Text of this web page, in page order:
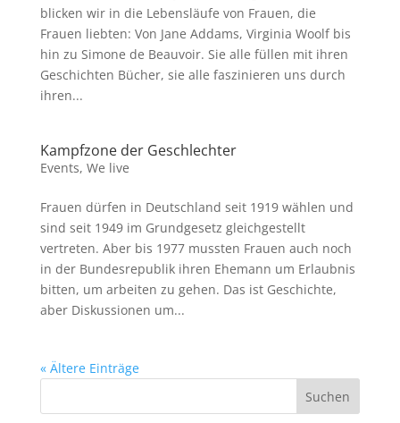
blicken wir in die Lebensläufe von Frauen, die
Frauen liebten: Von Jane Addams, Virginia Woolf bis
hin zu Simone de Beauvoir. Sie alle füllen mit ihren
Geschichten Bücher, sie alle faszinieren uns durch
ihren...
Kampfzone der Geschlechter
Events, We live
Frauen dürfen in Deutschland seit 1919 wählen und
sind seit 1949 im Grundgesetz gleichgestellt
vertreten. Aber bis 1977 mussten Frauen auch noch
in der Bundesrepublik ihren Ehemann um Erlaubnis
bitten, um arbeiten zu gehen. Das ist Geschichte,
aber Diskussionen um...
« Ältere Einträge
Suchen